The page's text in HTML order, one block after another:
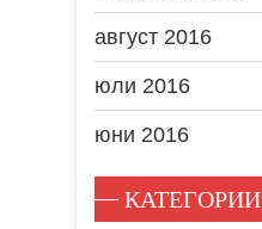
август 2016
юли 2016
юни 2016
КАТЕГОРИИ